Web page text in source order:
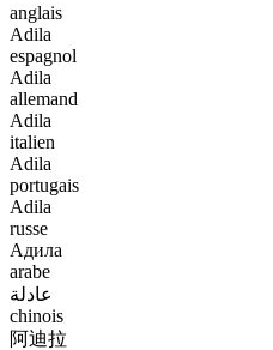
anglais
Adila
espagnol
Adila
allemand
Adila
italien
Adila
portugais
Adila
russe
Адила
arabe
عادلة
chinois
阿迪拉